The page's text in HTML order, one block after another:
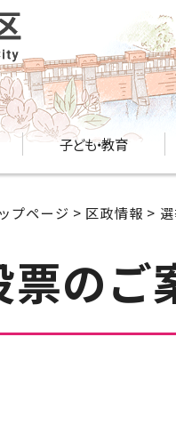
子ども・教育
プページ > 区政情報 >
のご